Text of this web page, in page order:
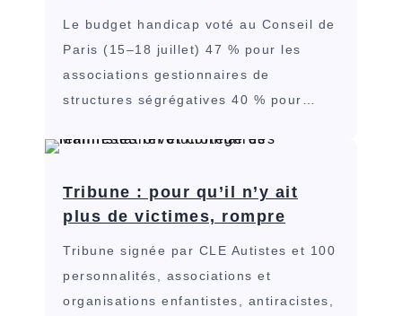
Le budget handicap voté au Conseil de
Paris (15–18 juillet) 47 % pour les
associations gestionnaires de
structures ségrégatives 40 % pour…
Tribune : pour qu’il n’y ait
plus de victimes, rompre
Tribune signée par CLE Autistes et 100
personnalités, associations et
organisations enfantistes, antiracistes,